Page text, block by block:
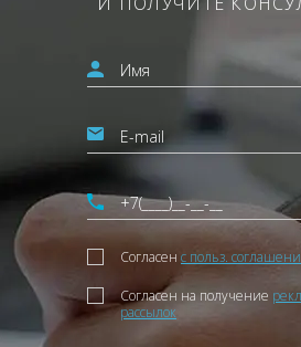
Согласен с польз.
Согласен на получение
рассылок